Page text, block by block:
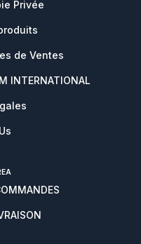
Privée
de Ventes
INTERNATIONAL